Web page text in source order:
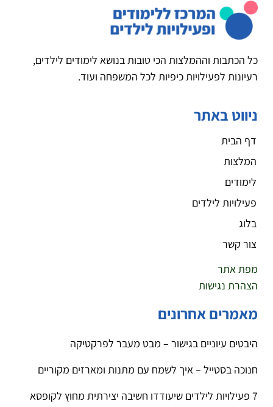
כל הכתבות וההמלצות הכי טובות בנושא לימודים לילדים,
רעיונות לפעילויות כיפיות לכל המשפחה ועוד.
ניווט באתר
דף הבית
המלצות
לימודים
פעילויות לילדים
בלוג
צור קשר
מפת אתר
הצהרת נגישות
מאמרים אחרונים
היבטים עיוניים בגישור – מבט מעבר לפרקטיקה
חנוכה בסטייל – איך לשמח עם מתנות ומארזים מקוריים
7 פעילויות לילדים שיעודדו חשיבה יצירתית מחוץ לקופסא